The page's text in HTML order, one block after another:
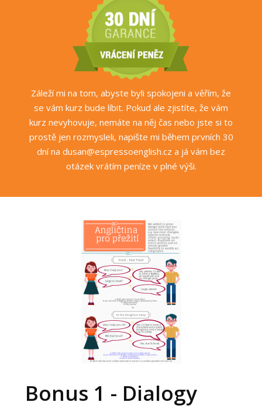
Záleží mi na tom, abyste byli spokojeni a věřím, že
se vám kurz bude líbit. Pokud ale zjistíte, že vám
kurz nevyhovuje, nemáte na něj čas nebo jste si to
prostě jen rozmysleli, napište mi během prvních 30
dní na dusan@espressoenglish.cz a já vám bez
otázek vrátím peníze v plné výši.
Bonus 1 - Dialogy